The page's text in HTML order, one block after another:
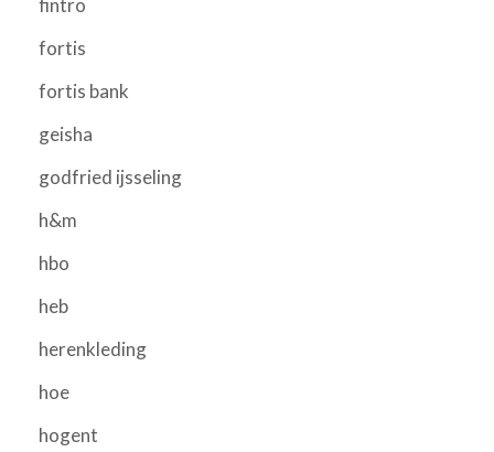
fintro
fortis
fortis bank
geisha
godfried ijsseling
h&m
hbo
heb
herenkleding
hoe
hogent